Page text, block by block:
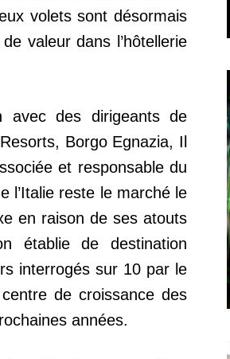
volets sont désormais
valeur dans l’hôtellerie
avec des dirigeants de
Borgo Egnazia, Il
et responsable du
l’Italie reste le marché le
en raison de ses atouts
établie de destination
interrogés sur 10 par le
de croissance des
années.